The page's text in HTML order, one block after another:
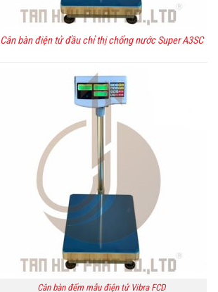
Cân bàn điện tử đầu chỉ thị chống nước Super A3SC
Cân bàn đếm mẫu điện tử Vibra FCD